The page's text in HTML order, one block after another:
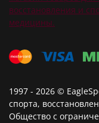
1997 - 2026 ©
спорта,
Общество с